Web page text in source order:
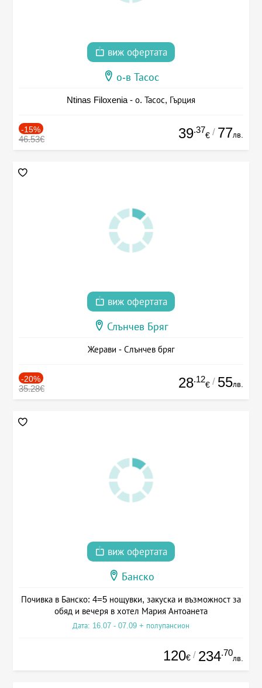
виж офертата
о-в Тасос
Ntinas Filoxenia - о. Тасос, Гърция
-15%
46.53€ 39.37
€ / 77лв.
виж офертата
Слънчев Бряг
Жерави - Слънчев бряг
-20%
35.28€ 28.12
€ / 55лв.
виж офертата
Банско
Почивка в Банско: 4=5 нощувки, закуска и възможност за
обяд и вечеря в хотел Мария Антоанета
Дата: 16.07 - 07.09 + полупансион
120€ / 234.70
лв.